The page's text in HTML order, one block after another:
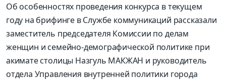
Об особенностях проведения конкурса в текущем
году на брифинге в Службе коммуникаций рассказали
заместитель председателя Комиссии по делам
женщин и семейно-демографической политике при
акимате столицы Назгуль МАКЖАН и руководитель
отдела Управления внутренней политики города